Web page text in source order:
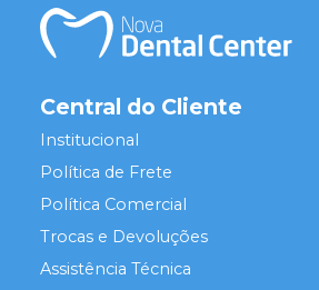
Central do Cliente
Institucional
Política de Frete
Política Comercial
Trocas e Devoluções
Assistência Técnica